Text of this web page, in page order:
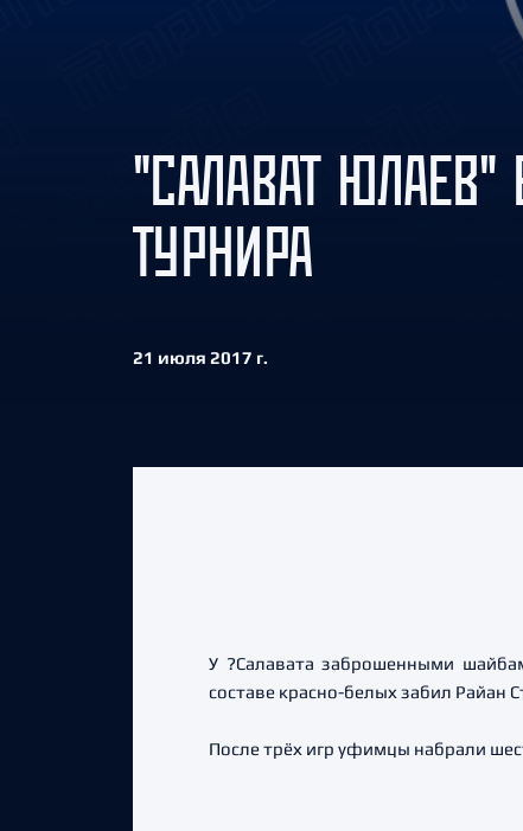
"САЛАВАТ
ТУРНИРА
21 июля 2017 г.
У ?Салавата заброшенными
составе красно-белых забил Райан
После трёх игр уфимцы набрали